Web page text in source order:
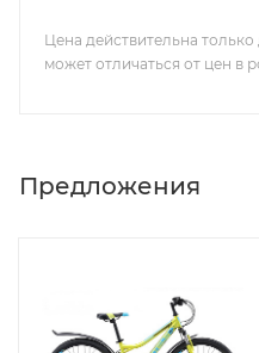
Цена действительна
может отличаться от цен в
Предложения